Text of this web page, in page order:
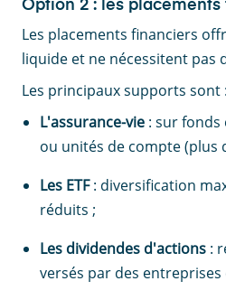
Option 2 : les
Les placements financiers
liquide et ne nécessitent pas
Les principaux supports sont :
L'assurance-vie : sur fonds
ou unités de compte (plus
Les ETF: diversification
réduits ;
Les dividendes d'actions :
versés par des entreprises